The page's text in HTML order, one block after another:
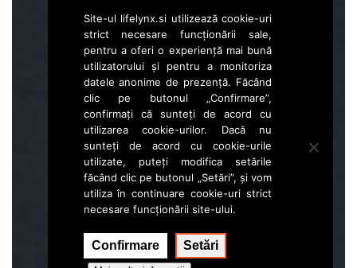
Slovenia Forest Service
Večna pot 2, SI – 1000 Ljubljana
Elife.lynx.eu@gmail.com
Wwww.zgs.si
Sitemap
Site-ul lifelynx.si utilizează cookie-uri
strict necesare funcționării sale,
pentru a oferi o experiență mai bună
utilizatorului și pentru a monitoriza
datele anonime de prezență. Făcând
clic pe butonul „Confirmare”,
confirmați că sunteți de acord cu
utilizarea cookie-urilor. Dacă nu
sunteți de acord cu cookie-urile
utilizate, puteți modifica setările
făcând clic pe butonul „Setări”, și vom
utiliza în continuare cookie-uri strict
necesare funcționării site-ului.
Confirmare Setări